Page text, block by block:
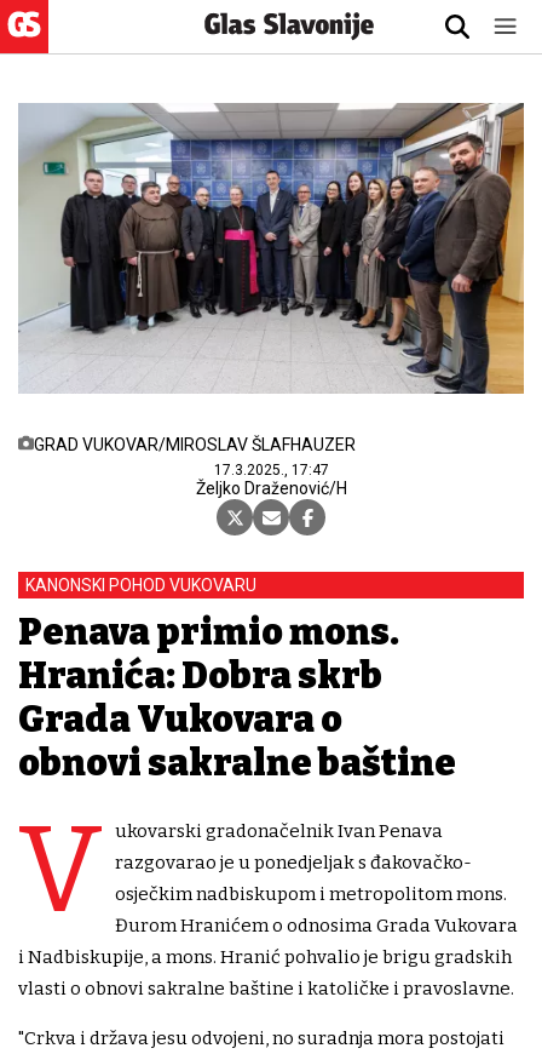
GRAD VUKOVAR/MIROSLAV ŠLAFHAUZER
17.3.2025., 17:47
Željko Draženović/H
KANONSKI POHOD VUKOVARU
Penava primio mons.
Hranića: Dobra skrb
Grada Vukovara o
obnovi sakralne baštine
V
ukovarski gradonačelnik Ivan Penava
razgovarao je u ponedjeljak s đakovačko-
osječkim nadbiskupom i metropolitom mons.
Đurom Hranićem o odnosima Grada Vukovara
i Nadbiskupije, a mons. Hranić pohvalio je brigu gradskih
vlasti o obnovi sakralne baštine i katoličke i pravoslavne.
"Crkva i država jesu odvojeni, no suradnja mora postojati